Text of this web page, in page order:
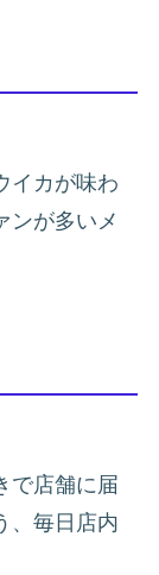
イカが味わ
ンが多いメ
で店舗に届
、毎日店内